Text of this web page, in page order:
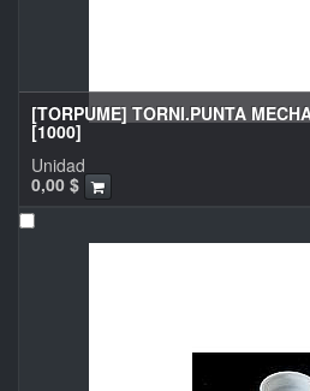
[TORPUME] TORNI.PUNTA
[1000]
0,00 $
Unidad